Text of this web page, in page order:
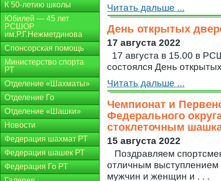
К 50-летию школы
Юбилей — 45 лет
РСШОР
им.Р.Г.Нежметдинова
Спонсорская помощь
Министерство спорта
РТ
Отделение «Шахматы»
Отделение Го
Отделение «Шашки»
Новости
Федерация шахмат РТ
Федерация шашек РТ
Федерация Го РТ
Читать дальше ...
День открытых
17 августа 2022
17 августа в 15.00 в
состоялся День
Читать дальше ...
Чемпионат и
Федерального
стоклеточным
15 августа 2022
Поздравляем
отличным
мужчин и женщин и . . .